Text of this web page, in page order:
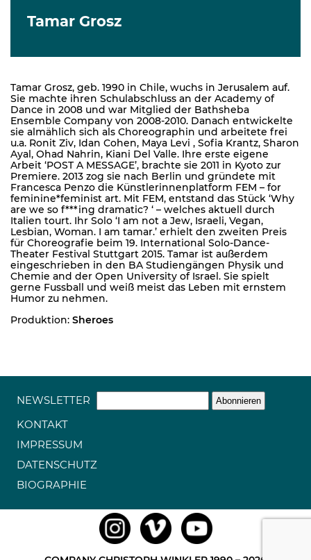
Tamar Grosz
Tamar Grosz, geb. 1990 in Chile, wuchs in Jerusalem auf.
Sie machte ihren Schulabschluss an der Academy of
Dance in 2008 und war Mitglied der Bathsheba
Ensemble Company von 2008-2010. Danach entwickelte
sie almählich sich als Choreographin und arbeitete frei
u.a. Ronit Ziv, Idan Cohen, Maya Levi , Sofia Krantz, Sharon
Ayal, Ohad Nahrin, Kiani Del Valle. Ihre erste eigene
Arbeit ‘POST A MESSAGE’, brachte sie 2011 in Kyoto zur
Premiere. 2013 zog sie nach Berlin und gründete mit
Francesca Penzo die Künstlerinnenplatform FEM – for
feminine*feminist art. Mit FEM, entstand das Stück ‘Why
are we so f***ing dramatic? ‘ – welches aktuell durch
Italien tourt. Ihr Solo ‘I am not a Jew, Israeli, Vegan,
Lesbian, Woman. I am tamar.’ erhielt den zweiten Preis
für Choreografie beim 19. International Solo-Dance-
Theater Festival Stuttgart 2015. Tamar ist außerdem
eingeschrieben in den BA Studiengängen Physik und
Chemie and der Open University of Israel. Sie spielt
gerne Fussball und weiß meist das Leben mit ernstem
Humor zu nehmen.
Produktion: Sheroes
NEWSLETTER
KONTAKT
IMPRESSUM
DATENSCHUTZ
BIOGRAPHIE